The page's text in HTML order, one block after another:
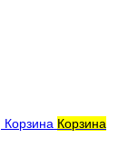
Корзина Корзина